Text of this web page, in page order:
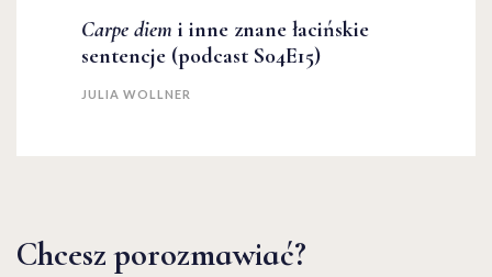
Carpe diem i inne znane łacińskie
sentencje (podcast S04E15)
JULIA WOLLNER
Chcesz porozmawiać?